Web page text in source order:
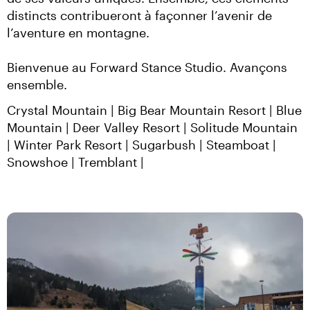
distincts contribueront à façonner l’avenir de
l’aventure en montagne.
Bienvenue au Forward Stance Studio. Avançons
ensemble.
Crystal Mountain | Big Bear Mountain Resort | Blue
Mountain | Deer Valley Resort | Solitude Mountain
| Winter Park Resort | Sugarbush | Steamboat
Snowshoe | Tremblant |